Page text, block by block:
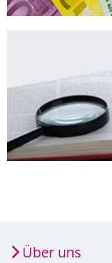
Über uns